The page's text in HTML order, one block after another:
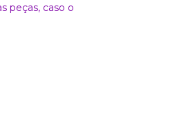
peças, caso o